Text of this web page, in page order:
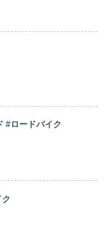
#ロードバイク
ク